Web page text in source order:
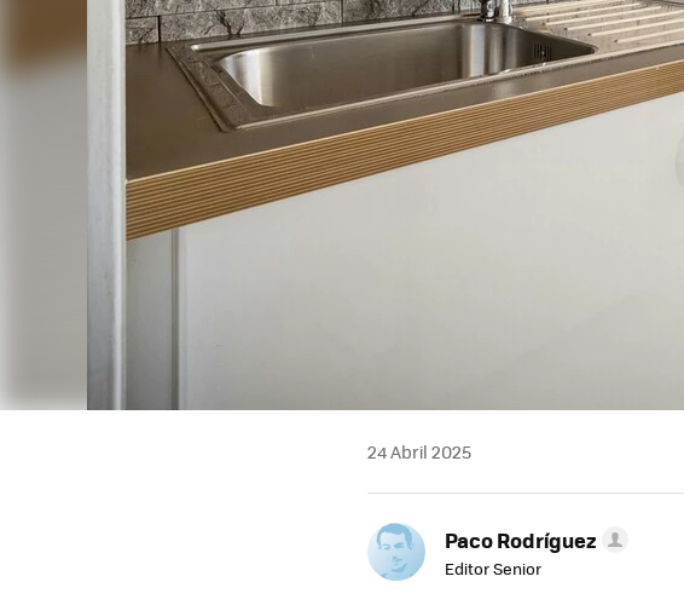
24 Abril 2025
Paco Rodríguez
Editor Senior